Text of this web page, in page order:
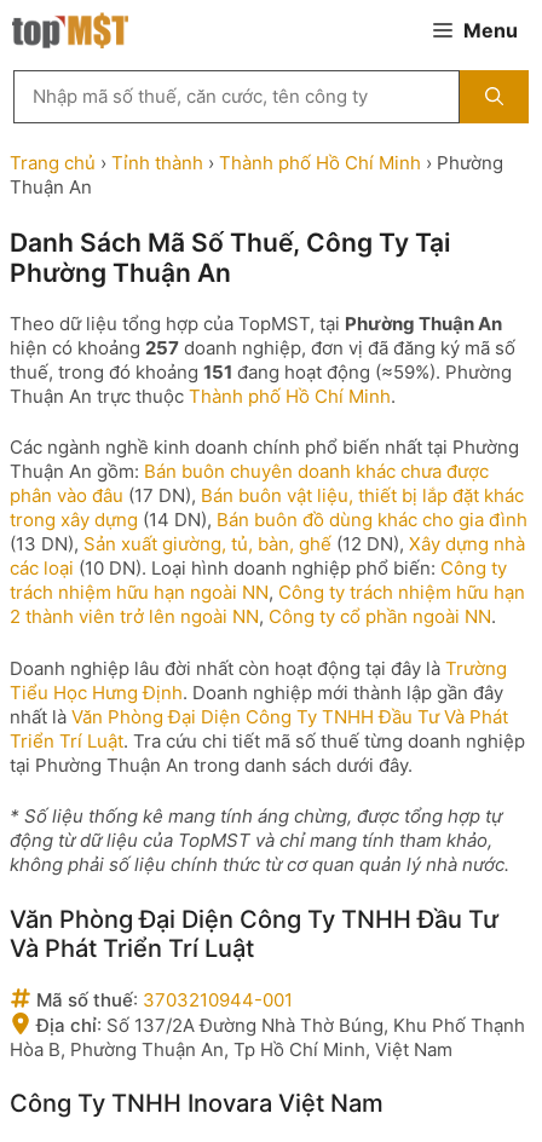
Chuyển
đến
Menu
kiếm
MST
theo
tên
công
người
đại
hoặc
mã
số
thuế
Trang chủ › Tỉnh thành › Thành phố Hồ Chí Minh › Phường
Thuận An
Danh Sách Mã Số Thuế, Công Ty Tại
Phường Thuận An
Theo dữ liệu tổng hợp của TopMST, tại Phường Thuận An
hiện có khoảng 257 doanh nghiệp, đơn vị đã đăng ký mã số
thuế, trong đó khoảng 151 đang hoạt động (≈59%). Phường
Thuận An trực thuộc Thành phố Hồ Chí Minh.
Các ngành nghề kinh doanh chính phổ biến nhất tại Phường
Thuận An gồm: Bán buôn chuyên doanh khác chưa được
phân vào đâu (17 DN), Bán buôn vật liệu, thiết bị lắp đặt khác
trong xây dựng (14 DN), Bán buôn đồ dùng khác cho gia đình
(13 DN), Sản xuất giường, tủ, bàn, ghế (12 DN), Xây dựng nhà
các loại (10 DN). Loại hình doanh nghiệp phổ biến: Công ty
trách nhiệm hữu hạn ngoài NN, Công ty trách nhiệm hữu hạn
2 thành viên trở lên ngoài NN, Công ty cổ phần ngoài NN.
Doanh nghiệp lâu đời nhất còn hoạt động tại đây là Trường
Tiểu Học Hưng Định. Doanh nghiệp mới thành lập gần đây
nhất là Văn Phòng Đại Diện Công Ty TNHH Đầu Tư Và Phát
Triển Trí Luật. Tra cứu chi tiết mã số thuế từng doanh nghiệp
tại Phường Thuận An trong danh sách dưới đây.
* Số liệu thống kê mang tính áng chừng, được tổng hợp tự
động từ dữ liệu của TopMST và chỉ mang tính tham khảo,
không phải số liệu chính thức từ cơ quan quản lý nhà nước.
Văn Phòng Đại Diện Công Ty TNHH Đầu Tư
Và Phát Triển Trí Luật
Mã số thuế: 3703210944-001
Địa chỉ: Số 137/2A Đường Nhà Thờ Búng, Khu Phố Thạnh
Hòa B, Phường Thuận An, Tp Hồ Chí Minh, Việt Nam
Công Ty TNHH Inovara Việt Nam